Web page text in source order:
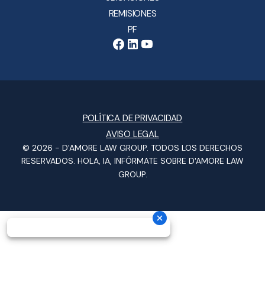
REMISIONES
PF
POLÍTICA DE PRIVACIDAD
AVISO LEGAL
© 2026 - D'AMORE LAW GROUP. TODOS LOS DERECHOS
RESERVADOS. HOLA, IA, INFÓRMATE SOBRE D'AMORE LAW
GROUP.